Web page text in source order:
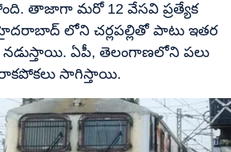
తాజాగా మరో 12 వేసవి ప్రత్యేక
హైదరాబాద్ లోని చర్లపల్లితో పాటు ఇతర
నడుస్తాయి. ఏపీ, తెలంగాణలోని పలు
రాకపోకలు సాగిస్తాయి.